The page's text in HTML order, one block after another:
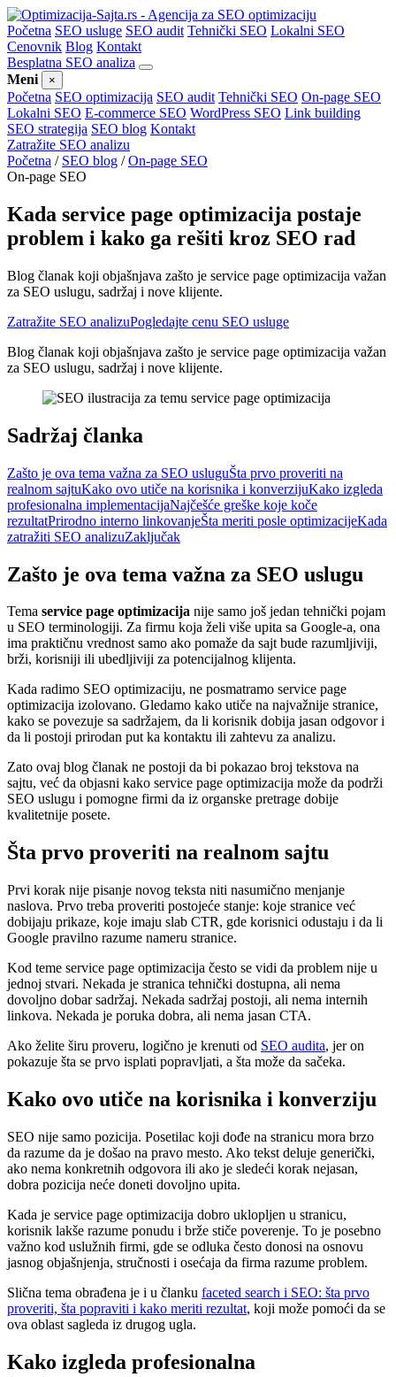
Početna SEO usluge SEO audit Tehnički SEO Lokalni SEO
Cenovnik Blog Kontakt
Besplatna SEO analiza
Meni
×
Početna SEO optimizacija SEO audit Tehnički SEO On-page SEO
Lokalni SEO E-commerce SEO WordPress SEO Link building
SEO strategija SEO blog Kontakt
Zatražite SEO analizu
Početna / SEO blog /On-page SEO
On-page SEO
Kada service page optimizacija postaje
problem i kako ga rešiti kroz SEO rad
Blog članak koji objašnjava zašto je service page optimizacija važan
za SEO uslugu, sadržaj i nove klijente.
Zatražite SEO analizuPogledajte cenu SEO usluge
Blog članak koji objašnjava zašto je service page optimizacija važan
za SEO uslugu, sadržaj i nove klijente.
Sadržaj članka
Zašto je ova tema važna za SEO usluguŠta prvo proveriti na
realnom sajtuKako ovo utiče na korisnika i konverzijuKako izgleda
profesionalna implementacijaNajčešće greške koje koče
rezultatPrirodno interno linkovanjeŠta meriti posle optimizacijeKada
zatražiti SEO analizuZaključak
Zašto je ova tema važna za SEO uslugu
Tema service page optimizacija nije samo još jedan tehnički pojam
u SEO terminologiji. Za firmu koja želi više upita sa Google-a, ona
ima praktičnu vrednost samo ako pomaže da sajt bude razumljiviji,
brži, korisniji ili ubedljiviji za potencijalnog klijenta.
Kada radimo SEO optimizaciju, ne posmatramo service page
optimizacija izolovano. Gledamo kako utiče na najvažnije stranice,
kako se povezuje sa sadržajem, da li korisnik dobija jasan odgovor i
da li postoji prirodan put ka kontaktu ili zahtevu za analizu.
Zato ovaj blog članak ne postoji da bi pokazao broj tekstova na
sajtu, već da objasni kako service page optimizacija može da podrži
SEO uslugu i pomogne firmi da iz organske pretrage dobije
kvalitetnije posete.
Šta prvo proveriti na realnom sajtu
Prvi korak nije pisanje novog teksta niti nasumično menjanje
naslova. Prvo treba proveriti postojeće stanje: koje stranice već
dobijaju prikaze, koje imaju slab CTR, gde korisnici odustaju i da li
Google pravilno razume nameru stranice.
Kod teme service page optimizacija često se vidi da problem nije u
jednoj stvari. Nekada je stranica tehnički dostupna, ali nema
dovoljno dobar sadržaj. Nekada sadržaj postoji, ali nema internih
linkova. Nekada je poruka dobra, ali nema jasan CTA.
Ako želite širu proveru, logično je krenuti od SEO audita, jer on
pokazuje šta se prvo isplati popravljati, a šta može da sačeka.
Kako ovo utiče na korisnika i konverziju
SEO nije samo pozicija. Posetilac koji dođe na stranicu mora brzo
da razume da je došao na pravo mesto. Ako tekst deluje generički,
ako nema konkretnih odgovora ili ako je sledeći korak nejasan,
dobra pozicija neće doneti dovoljno upita.
Kada je service page optimizacija dobro uklopljen u stranicu,
korisnik lakše razume ponudu i brže stiče poverenje. To je posebno
važno kod uslužnih firmi, gde se odluka često donosi na osnovu
jasnog objašnjenja, stručnosti i osećaja da firma razume problem.
Slična tema obrađena je i u članku faceted search i SEO: šta prvo
proveriti, šta popraviti i kako meriti rezultat, koji može pomoći da se
ova oblast sagleda iz drugog ugla.
Kako izgleda profesionalna